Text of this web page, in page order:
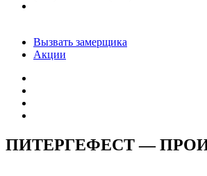
Вызвать замерщика
Акции
ПИТЕРГЕФЕСТ —